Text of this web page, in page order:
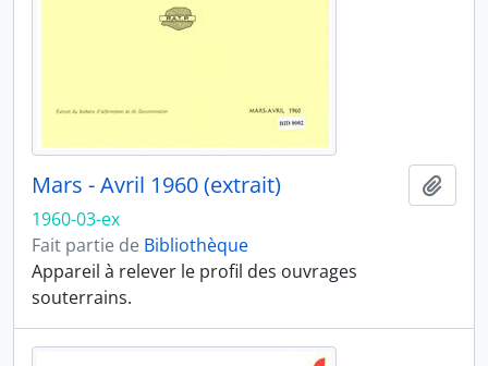
Mars - Avril 1960 (extrait)
1960-03-ex
Fait partie de Bibliothèque
Appareil à relever le profil des ouvrages
souterrains.